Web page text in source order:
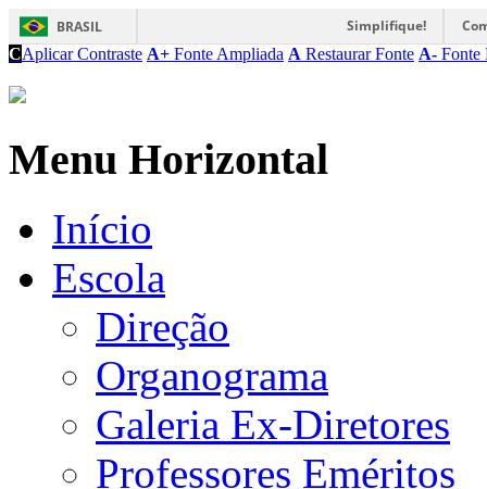
BRASIL Simplifique!
CAplicar Contraste A+ Fonte Ampliada A Restaurar Fonte A- Fonte
Menu Horizontal
Início
Escola
Direção
Organograma
Galeria Ex-Diretores
Professores Eméritos